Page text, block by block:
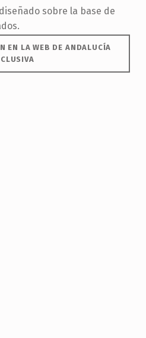
sobre la base de
EN LA WEB DE ANDALUCÍA